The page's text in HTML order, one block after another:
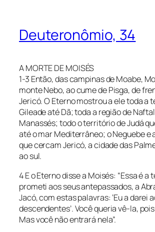
Deuteronômio, 34
A MORTE DE MOISÉS
1-3 Então, das campinas de Moabe,
monte Nebo, ao cume de Pisga, de
Jericó. O Eterno mostrou a ele toda a
Gileade até Dã; toda a região de
Manassés; todo o território de Judá
até o mar Mediterrâneo; o Neguebe e
que cercam Jericó, a cidade das
ao sul.
4 E o Eterno disse a Moisés: “Essa é a
prometi aos seus antepassados, a
Jacó, com estas palavras: ‘Eu a darei
descendentes’. Você queria vê-la,
Mas você não entrará nela”.